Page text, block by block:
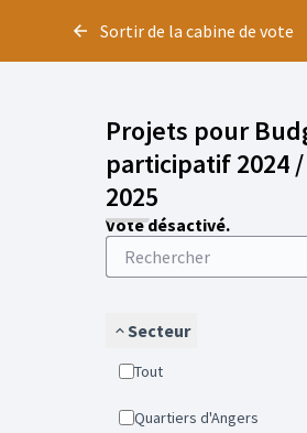
Sortir de la cabine de vote
Projets pour
participatif 2024 /
2025
Vote désactivé.
Secteur
Tout
Quartiers d'Angers